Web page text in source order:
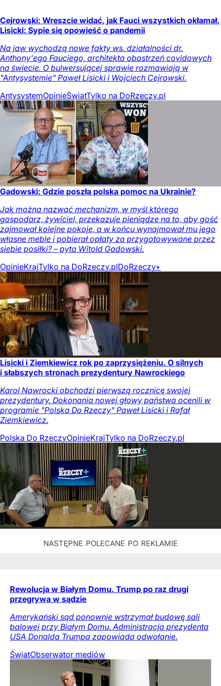
Cejrowski: Wreszcie widać, jak Fauci wszystkich okłamał.
Lisicki: Sypie się opowieść o pandemii
Na jaw wychodzą nowe fakty ws. działalności dr.
Anthony'ego Fauciego, architekta obostrzeń covidowych
na świecie. O bulwersującej sprawie rozmawiają w
"Antysystemie" Paweł Lisicki i Wojciech Cejrowski.
AntysystemOpinieŚwiatTylko na DoRzeczy.pl
Gadowski: Gdzie poszła polska pomoc na Ukrainie?
Jak można nazwać mechanizm, w myśl którego
gospodarz, żywiciel, przekazuje pieniądze na to, aby gość
zajmował kolejne pokoje, a w końcu wynajmował mu jego
własne meble i pobierał opłaty za przygotowywane przez
siebie posiłki? – pyta Witold Gadowski.
OpinieKrajTylko na DoRzeczy.plDoRzeczy+
Lisicki i Ziemkiewicz rok po zaprzysiężeniu. O silnych
i słabszych stronach prezydentury Nawrockiego
Karol Nawrocki obchodzi pierwszą rocznicę swojej
prezydentury. Dokonania nowej głowy państwa ocenili w
programie "Polska Do Rzeczy" Paweł Lisicki i Rafał
Ziemkiewicz.
Polska Do RzeczyOpinieKrajTylko na DoRzeczy.pl
Rewolucja w Białym Domu. Trump po raz drugi
przegrywa w sądzie
Amerykański sąd ponownie wstrzymał budowę sali
balowej przy Białym Domu. Administracja prezydenta
USA Donalda Trumpa zapowiada odwołanie.
ŚwiatObserwator mediów